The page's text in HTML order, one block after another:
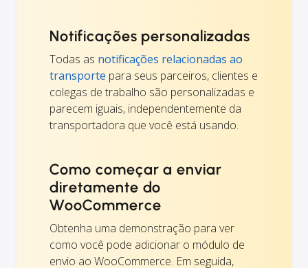
Notificações personalizadas
Todas as notificações relacionadas ao
transporte para seus parceiros, clientes e
colegas de trabalho são personalizadas e
parecem iguais, independentemente da
transportadora que você está usando.
Como começar a enviar
diretamente do
WooCommerce
Obtenha uma demonstração para ver
como você pode adicionar o módulo de
envio ao WooCommerce. Em seguida,